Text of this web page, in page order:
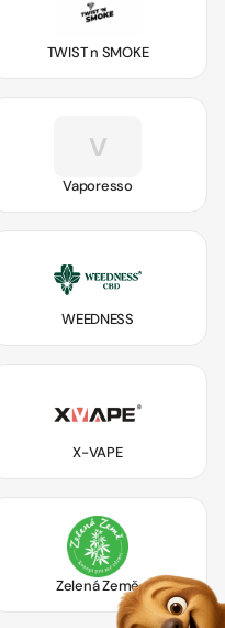
TWIST n SMOKE
V
Vaporesso
WEEDNESS
X-VAPE
Zelená Země